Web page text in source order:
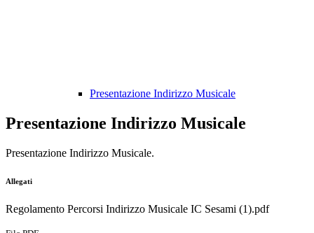
Presentazione Indirizzo Musicale
Presentazione Indirizzo Musicale
Presentazione Indirizzo Musicale.
Allegati
Regolamento Percorsi Indirizzo Musicale IC Sesami (1).pdf